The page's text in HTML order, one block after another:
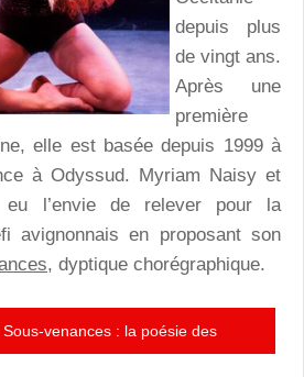
depuis plus
de vingt ans.
Après une
première
elle est basée depuis 1999 à
à Odyssud. Myriam Naisy et
l’envie de relever pour la
avignonnais en proposant son
, dyptique chorégraphique.
venances : la poésie des